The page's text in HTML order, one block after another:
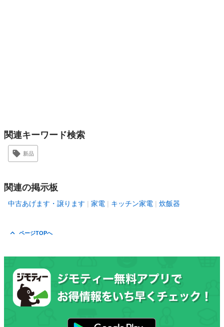
関連キーワード検索
新品
関連の掲示板
中古あげます・譲ります 家電 キッチン家電 炊飯器
ページTOPへ